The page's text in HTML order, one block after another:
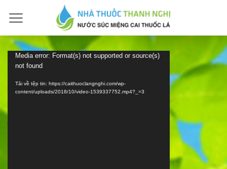
Trình
chơi
Video
Media error: Format(s) not supported or source(s)
not found
Tải về tệp tin: https://caithuoclangnghi.com/wp-
content/uploads/2018/10/video-1539337752.mp4?_=3